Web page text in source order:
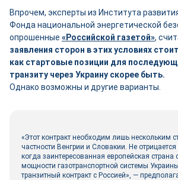
Впрочем, эксперты из Института
Фонда национальной энергетической
опрошенные «Российской газетой»,
заявления сторон в этих условиях
как стартовые позиции для
транзиту через Украину скорее быть.
Однако возможны и другие варианты.
«Этот контракт необходим лишь нескольким
частности Венгрии и Словакии. Не
когда заинтересованная европейская страна
мощности газотранспортной системы
транзитный контракт с Россией», —